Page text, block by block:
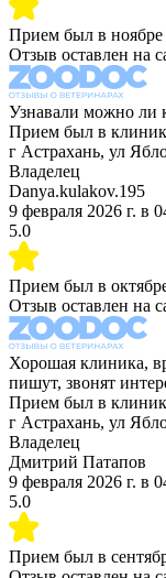
Прием был в
Отзыв оставлен на
Узнавали можно ли
Прием был в
г Астрахань, ул
Владелец
Danya.kulakov.195
9 февраля 2026 г. в
5.0
Прием был в
Отзыв оставлен на
Хорошая клиника,
пишут, звонят
Прием был в
г Астрахань, ул
Владелец
Дмитрий Патапов
9 февраля 2026 г. в
5.0
Прием был в